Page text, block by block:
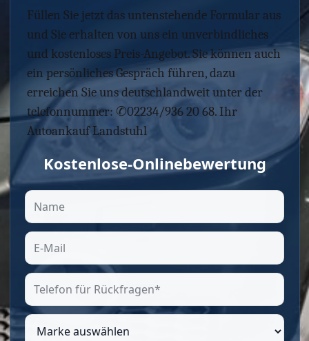
Füllen Sie jetzt das untenstehende Formular aus
und Sie erhalten von uns ein unverbindliches
und kostenloses Preis-Angebot. Sie können auch
ein persönliches Gespräch führen, dazu
erreichen Sie uns deutschlandweit unter der
telefonnummer: ✆02234/936 20 68. Ihr
Autoankauf Landstuhl
Kostenlose-Onlinebewertung